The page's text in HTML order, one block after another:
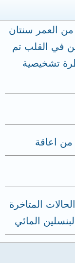
العمر سنتان
في القلب تم
تشخيصية
من اعاقة
المتاخرة
المائي